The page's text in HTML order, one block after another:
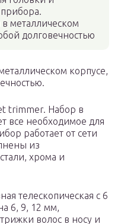
металлическом
долговечностью
корпусе,
trimmer. Набор в
все необходимое для
работает от сети
из
хрома и
телескопическая с 6
6, 9, 12 мм,
волос в носу и